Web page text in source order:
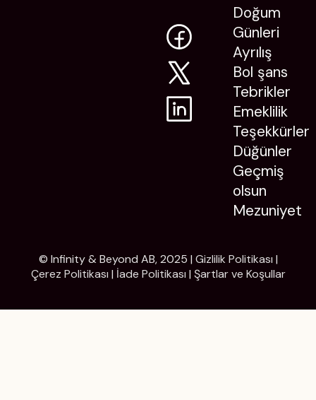
Doğum
Günleri
Ayrılış
Bol şans
Tebrikler
Emeklilik
Teşekkürler
Düğünler
Geçmiş
olsun
Mezuniyet
© Infinity & Beyond AB, 2025 | Gizlilik Politikası |
Çerez Politikası | İade Politikası | Şartlar ve Koşullar